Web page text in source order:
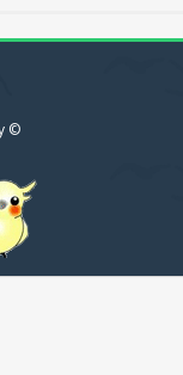
© Emerald - Powered by